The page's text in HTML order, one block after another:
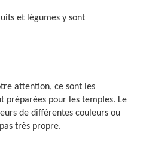
et légumes y sont
attention, ce sont les
préparées pour les temples. Le
de différentes couleurs ou
très propre.